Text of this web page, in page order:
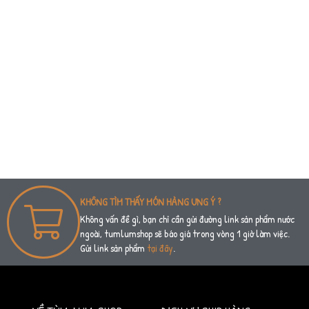
KHÔNG TÌM THẤY MÓN HÀNG ƯNG Ý ?
Không vấn đề gì, bạn chỉ cần gửi đường link sản phẩm nước
ngoài, tumlumshop sẽ báo giá trong vòng 1 giờ làm việc.
Gửi link sản phẩm tại đây.